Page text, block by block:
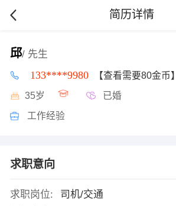
简历详情
邱/ 先生
133****9980 【查看需要80金币】
35岁 已婚
工作经验
求职意向
求职岗位:
司机/交通